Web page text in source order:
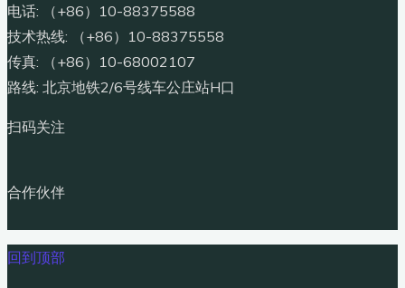
电话: （+86）10-88375588
技术热线: （+86）10-88375558
传真: （+86）10-68002107
路线: 北京地铁2/6号线车公庄站H口
扫码关注
合作伙伴
回到顶部